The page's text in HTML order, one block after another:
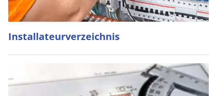
Installateurverzeichnis